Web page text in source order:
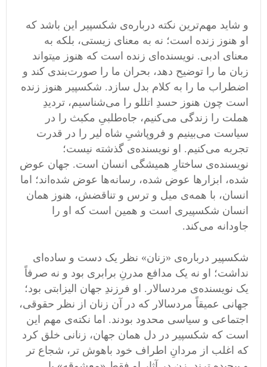
و شاید مهم‌ترین نکته درباره‌ی شکسپیر این باشد که
او هنوز زنده است؛ نه به معنای زیستی، بلکه به
معنای ادبی. نویسنده‌ای زنده است که هنوز میتواند
زبان ما را توضیح دهد، بحران ما را صورت‌بندی کند و
اضطراب ما را به کلام بدل سازد. شکسپیر هنوز زنده
است چون هنوز حسدِ اتللو را می‌شناسیم، تردیدِ
هملت را زندگی می‌کنیم، جاه‌طلبیِ مکبث را در
سیاست می‌بینیم و فروپاشیِ شاه لیر را در قدرت
تجربه می‌کنیم. او نویسنده‌ی گذشته نیست؛
نویسنده‌ی ساختارِ همیشگی انسان است. جهان عوض
شده، ابزارها عوض شده، رسانه‌ها عوض شده‌اند؛ اما
انسان، با همه‌ی میل و ترس و تناقضش، هنوز همان
انسان شکسپیری است و همین است که او را
جاودانه می‌کند.
شکسپیر درباره‌ی «زنان» نظر یک ‌دست و ساده‌ای
نداشت؛ او نه یک مدافع مدرنِ برابری بود و نه صرفاً
یک نویسنده‌ی مردسالار. او فرزندِ جهان الیزابتی بود؛
جهانی عمیقاً مردسالار که در آن زنان از نظر حقوقی،
اجتماعی و سیاسی محدود بودند. اما نکته‌ی مهم این
است که شکسپیر در دل همان جهان، زنانی خلق کرد
که اغلب از مردانِ اطراف خود باهوش‌ تر، شجاع ‌تر